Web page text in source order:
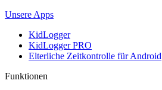
Unsere Apps
KidLogger
KidLogger PRO
Elterliche Zeitkontrolle für Android
Funktionen